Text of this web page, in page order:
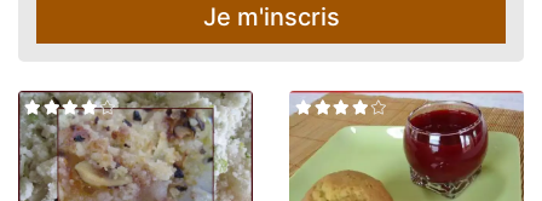
Je m'inscris